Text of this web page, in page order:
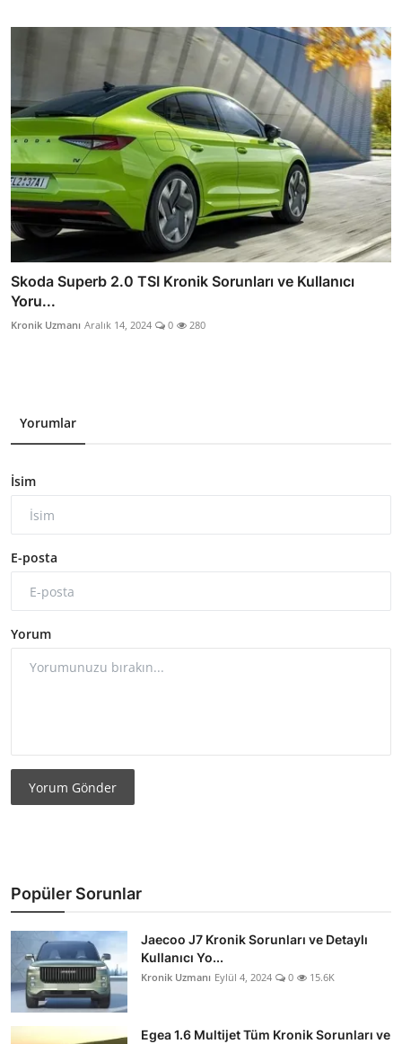
Skoda Superb 2.0 TSI Kronik Sorunları ve Kullanıcı
Yoru...
Kronik Uzmanı Aralık 14, 2024 0 280
Yorumlar
İsim
E-posta
Yorum
Yorum Gönder
Popüler Sorunlar
Jaecoo J7 Kronik Sorunları ve Detaylı
Kullanıcı Yo...
Kronik Uzmanı Eylül 4, 2024 0 15.6K
Egea 1.6 Multijet Tüm Kronik Sorunları ve